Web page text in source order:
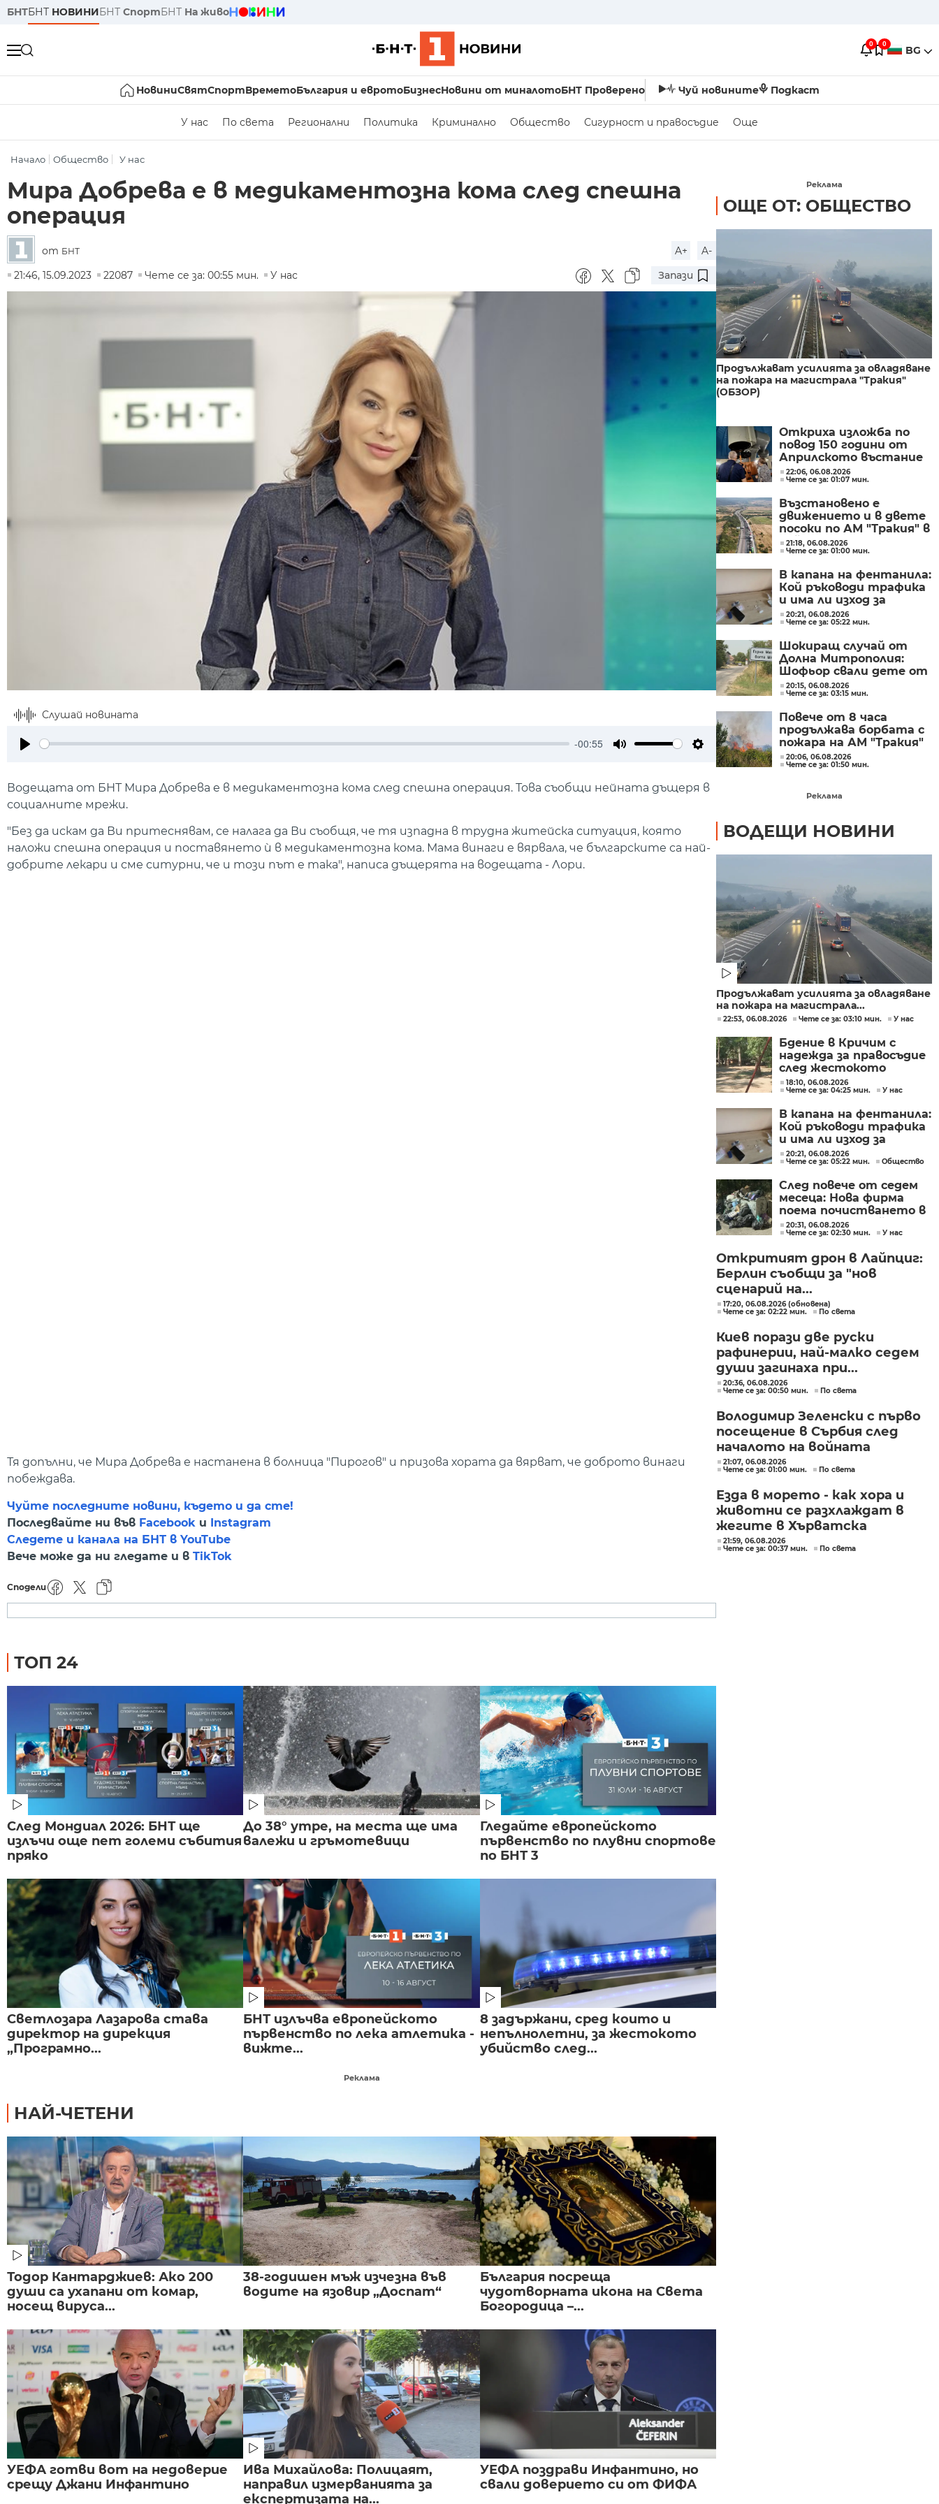
БНТБНТ НОВИНИБНТ СпортБНТ На живо
0 0 BG
НовиниСвятСпортВреметоБългария и евротоБизнесНовини от миналотоБНТ Проверено Чуй новините Подкаст
У нас По света Регионални Политика Криминално Общество Сигурност и правосъдие Още
Начало Общество У нас
Мира Добрева е в медикаментозна кома след спешна
операция
от БНТ A+
A-
21:46, 15.09.2023
22087 Чете се за: 00:55 мин. У нас Запази
Слушай новината
-00:55
Settings
Водещата от БНТ Мира Добрева е в медикаментозна кома след спешна операция. Това съобщи нейната дъщеря в
социалните мрежи.
"Без да искам да Ви притеснявам, се налага да Ви съобщя, че тя изпадна в трудна житейска ситуация, която
наложи спешна операция и поставянето ѝ в медикаментозна кома. Мама винаги е вярвала, че българските са най-
добрите лекари и сме ситурни, че и този път е така", написа дъщерята на водещата - Лори.
Тя допълни, че Мира Добрева е настанена в болница "Пирогов" и призова хората да вярват, че доброто винаги
побеждава.
Чуйте последните новини, където и да сте!
Последвайте ни във Facebook и Instagram
Следете и канала на БНТ в YouTube
Вече може да ни гледате и в TikTok
Сподели
ТОП 24
След Мондиал 2026: БНТ ще
излъчи още пет големи събития
пряко
До 38° утре, на места ще има
валежи и гръмотевици
Гледайте европейското
първенство по плувни спортове
по БНТ 3
Светлозара Лазарова става
директор на дирекция
„Програмно...
БНТ излъчва европейското
първенство по лека атлетика -
вижте...
8 задържани, сред които и
непълнолетни, за жестокото
убийство след...
Реклама
НАЙ-ЧЕТЕНИ
Тодор Кантарджиев: Ако 200
души са ухапани от комар,
носещ вируса...
38-годишен мъж изчезна във
водите на язовир „Доспат“
България посреща
чудотворната икона на Света
Богородица –...
УЕФА готви вот на недоверие
срещу Джани Инфантино
Ива Михайлова: Полицаят,
направил измерванията за
експертизата на...
УЕФА поздрави Инфантино, но
свали доверието си от ФИФА
Реклама
ОЩЕ ОТ: ОБЩЕСТВО
Продължават усилията за овладяване
на пожара на магистрала "Тракия"
(ОБЗОР)
Откриха изложба по
повод 150 години от
Априлското въстание
в Обсерваторията в
Рожен
22:06, 06.08.2026
Чете се за: 01:07 мин.
Възстановено е
движението и в двете
посоки по АМ "Тракия" в
района на 69-ия
километър
21:18, 06.08.2026
Чете се за: 01:00 мин.
В капана на фентанила:
Кой ръководи трафика
и има ли изход за
пристрастените?
20:21, 06.08.2026
Чете се за: 05:22 мин.
Шокиращ случай от
Долна Митрополия:
Шофьор свали дете от
автобус и го остави на
пътя в жегата
20:15, 06.08.2026
Чете се за: 03:15 мин.
Повече от 8 часа
продължава борбата с
пожара на АМ "Тракия"
при отбивката към
Велинград
20:06, 06.08.2026
Чете се за: 01:50 мин.
Реклама
ВОДЕЩИ НОВИНИ
Продължават усилията за овладяване
на пожара на магистрала...
22:53, 06.08.2026 Чете се за: 03:10 мин. У нас
Бдение в Кричим с
надежда за правосъдие
след жестокото
убийство на млад мъж
в Пловдив от
18:10, 06.08.2026
Чете се за: 04:25 мин.
У нас
В капана на фентанила:
Кой ръководи трафика
и има ли изход за
пристрастените?
20:21, 06.08.2026
Чете се за: 05:22 мин.
Общество
След повече от седем
месеца: Нова фирма
поема почистването в
столичните райони
"Слатина", "Подуяне" и
20:31, 06.08.2026
Чете се за: 02:30 мин.
У нас
Откритият дрон в Лайпциг:
Берлин съобщи за "нов
сценарий на...
17:20, 06.08.2026 (обновена)
Чете се за: 02:22 мин.
По света
Киев порази две руски
рафинерии, най-малко седем
души загинаха при...
20:36, 06.08.2026
Чете се за: 00:50 мин.
По света
Володимир Зеленски с първо
посещение в Сърбия след
началото на войната
21:07, 06.08.2026
Чете се за: 01:00 мин.
По света
Езда в морето - как хора и
животни се разхлаждат в
жегите в Хърватска
21:59, 06.08.2026
Чете се за: 00:37 мин.
По света